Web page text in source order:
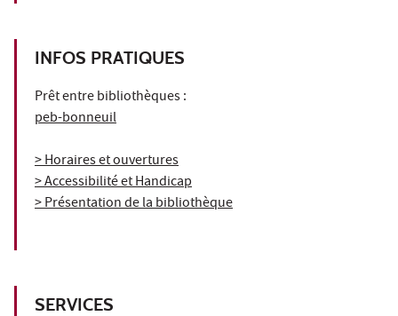
INFOS PRATIQUES
Prêt entre bibliothèques :
peb-bonneuil
> Horaires et ouvertures
> Accessibilité et Handicap
> Présentation de la bibliothèque
SERVICES